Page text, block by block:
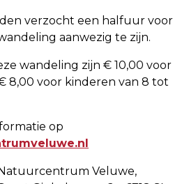
verzocht een halfuur voor
aanwezig te zijn.
wandeling zijn € 10,00 voor
8,00 voor kinderen van 8 tot
op
Veluwe,